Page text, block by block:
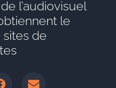
l’audiovisuel
le
de